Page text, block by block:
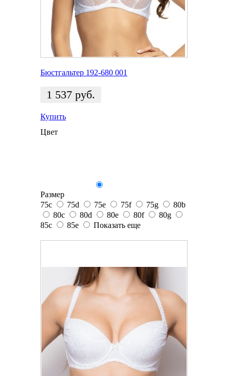
Бюстгальтер 192-680 001
1 537 руб.
Купить
Цвет
Размер
75c
75d 75e 75f 75g
80b
80c
80d 80e 80f
80g
85c
85e Показать еще